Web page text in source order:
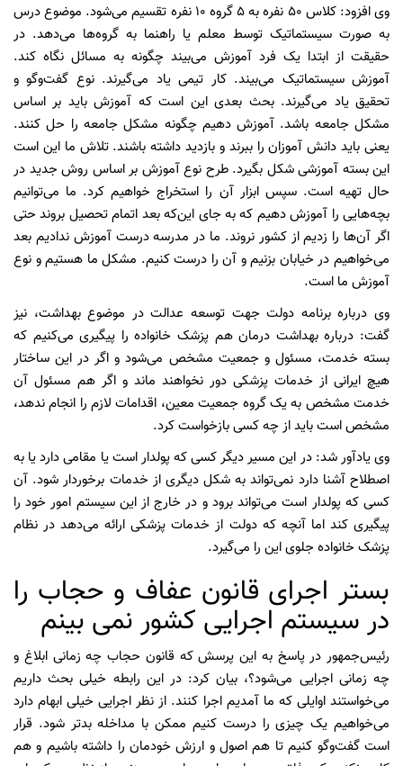
وی افزود: کلاس ۵۰ نفره به ۵ گروه ۱۰ نفره تقسیم می‌شود. موضوع درس
به صورت سیستماتیک توسط معلم یا راهنما به گروه‌ها می‌دهد. در
حقیقت از ابتدا یک فرد آموزش می‌بیند چگونه به مسائل نگاه کند.
آموزش سیستماتیک می‌بیند. کار تیمی یاد می‌گیرند. نوع گفت‌وگو و
تحقیق یاد می‌گیرند. بحث بعدی این است که آموزش باید بر اساس
مشکل جامعه باشد. آموزش دهیم چگونه مشکل جامعه را حل کنند.
یعنی باید دانش آموزان را ببرند و بازدید داشته باشند. تلاش ما این است
این بسته آموزشی شکل بگیرد. طرح نوع آموزش بر اساس روش جدید در
حال تهیه است. سپس ابزار آن را استخراج خواهیم کرد. ما می‌توانیم
بچه‌هایی را آموزش دهیم که به جای این‌که بعد اتمام تحصیل بروند حتی
اگر آن‌ها را زدیم از کشور نروند. ما در مدرسه درست آموزش ندادیم بعد
می‌خواهیم در خیابان بزنیم و آن را درست کنیم. مشکل ما هستیم و نوع
آموزش ما است.
وی درباره برنامه دولت جهت توسعه عدالت در موضوع بهداشت، نیز
گفت: درباره بهداشت درمان هم پزشک خانواده را پیگیری می‌کنیم که
بسته خدمت، مسئول و جمعیت مشخص می‌شود و اگر در این ساختار
هیچ ایرانی از خدمات پزشکی دور نخواهند ماند و اگر هم مسئول آن
خدمت مشخص به یک گروه جمعیت معین، اقدامات لازم را انجام ندهد،
مشخص است باید از چه کسی بازخواست کرد.
وی یادآور شد: در این مسیر دیگر کسی که پولدار است یا مقامی دارد یا به
اصطلاح آشنا دارد نمی‌تواند به شکل دیگری از خدمات برخوردار شود. آن
کسی که پولدار است می‌تواند برود و در خارج از این سیستم امور خود را
پیگیری کند اما آنچه که دولت از خدمات پزشکی ارائه می‌دهد در نظام
پزشک خانواده جلوی این را می‌گیرد.
بستر اجرای قانون عفاف و حجاب را
در سیستم اجرایی کشور نمی بینم
رئیس‌جمهور در پاسخ به این پرسش که قانون حجاب چه زمانی ابلاغ و
چه زمانی اجرایی می‌شود؟، بیان کرد: در این رابطه خیلی بحث داریم
می‌خواستند اوایلی که ما آمدیم اجرا کنند. از نظر اجرایی خیلی ابهام دارد
می‌خواهیم یک چیزی را درست کنیم ممکن با مداخله بدتر شود. قرار
است گفت‌وگو کنیم تا هم اصول و ارزش خودمان را داشته باشیم و هم